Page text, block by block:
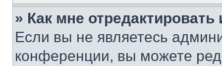
» Как мне
Если вы не являетесь
конференции, вы можете